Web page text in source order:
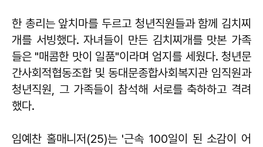
한 총리는 앞치마를 두르고 청년직원들과 함께 김치찌
개를 서빙했다. 자녀들이 만든 김치찌개를 맛본 가족
들은 "매콤한 맛이 일품"이라며 엄지를 세웠다. 청년문
간사회적협동조합 및 동대문종합사회복지관 임직원과
청년직원, 그 가족들이 참석해 서로를 축하하고 격려
했다.
임예찬 홀매니저(25)는 '근속 100일이 된 소감이 어